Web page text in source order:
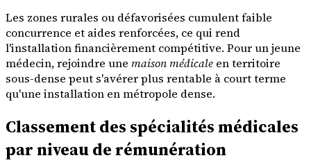
Les zones rurales ou défavorisées cumulent faible
concurrence et aides renforcées, ce qui rend
l'installation financièrement compétitive. Pour un jeune
médecin, rejoindre une maison médicale en territoire
sous-dense peut s'avérer plus rentable à court terme
qu'une installation en métropole dense.
Classement des spécialités médicales
par niveau de rémunération